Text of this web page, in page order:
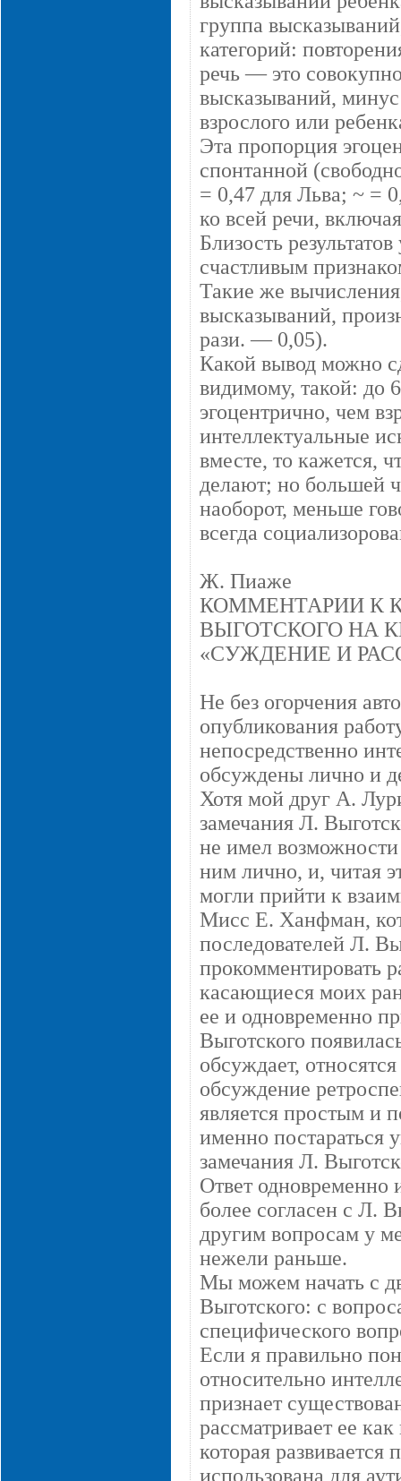
группа
категорий:
речь — это
высказываний,
взрослого или
Эта пропорция
спонтанной
= 0,47 для Льва; ~ =
ко всей речи,
Близость
счастливым
Такие же
высказываний,
рази. — 0,05).
Какой вывод можно
видимому, такой: до
эгоцентрично, чем
интеллектуальные
вместе, то кажется,
делают; но большей
наоборот, меньше
всегда
Ж. Пиаже
КОММЕНТАРИИ К
ВЫГОТСКОГО НА
«СУЖДЕНИЕ И
Не без огорчения
опубликования
непосредственно
обсуждены лично и
Хотя мой друг А.
замечания Л.
не имел возможности
ним лично, и, читая
могли прийти к
Мисс Е. Ханфман,
последователей Л.
прокомментировать
касающиеся моих
ее и одновременно
Выготского
обсуждает,
обсуждение
является простым и
именно постараться
замечания Л.
Ответ одновременно
более согласен с Л.
другим вопросам у
нежели раньше.
Мы можем начать с
Выготского: с
специфического
Если я правильно
относительно
признает
рассматривает ее
которая развивается
использована для